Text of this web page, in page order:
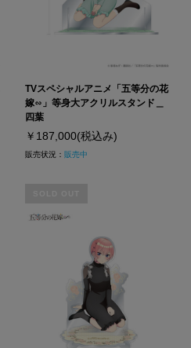
TVスペシャルアニメ「五等分の花
嫁∽」等身大アクリルスタンド＿
四葉
￥187,000(税込み)
販売状況：販売中